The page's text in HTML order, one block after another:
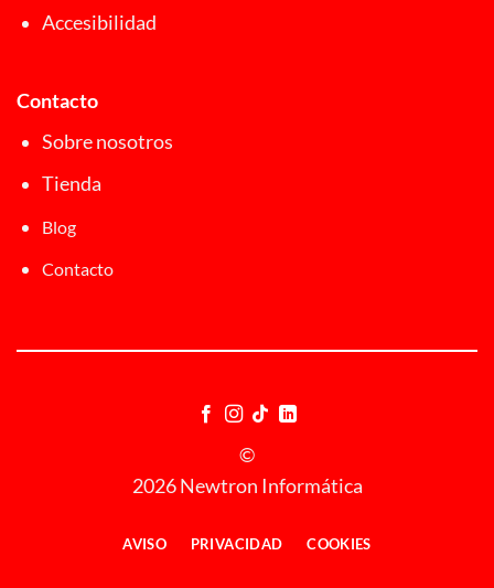
Accesibilidad
Contacto
Sobre nosotros
Tienda
Blog
Contacto
©
2026 Newtron Informática
AVISO PRIVACIDAD COOKIES